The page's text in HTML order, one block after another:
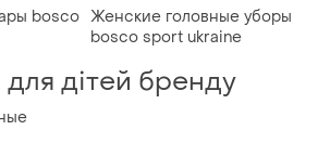
bosco Женские головные уборы
bosco sport ukraine
дітей бренду